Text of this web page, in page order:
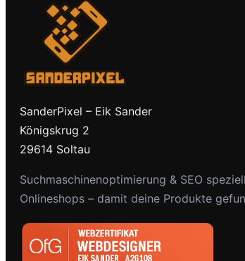
SanderPixel – Eik Sander
Königskrug 2
29614 Soltau
Suchmaschinenoptimierung & SEO
Onlineshops – damit deine Produkte